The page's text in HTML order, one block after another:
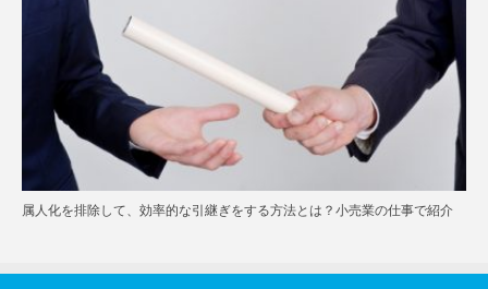
属人化を排除して、効率的な引継ぎをする方法とは？小売業の仕事で紹介